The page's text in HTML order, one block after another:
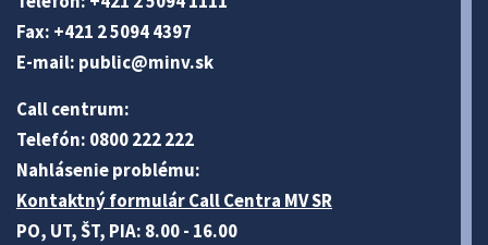
Fax: +421 2 5094 4397
E-mail: public@minv.sk
Call centrum:
Telefón: 0800 222 222
Nahlásenie problému:
Kontaktný formulár Call Centra MV SR
PO, UT, ŠT, PIA: 8.00 - 16.00